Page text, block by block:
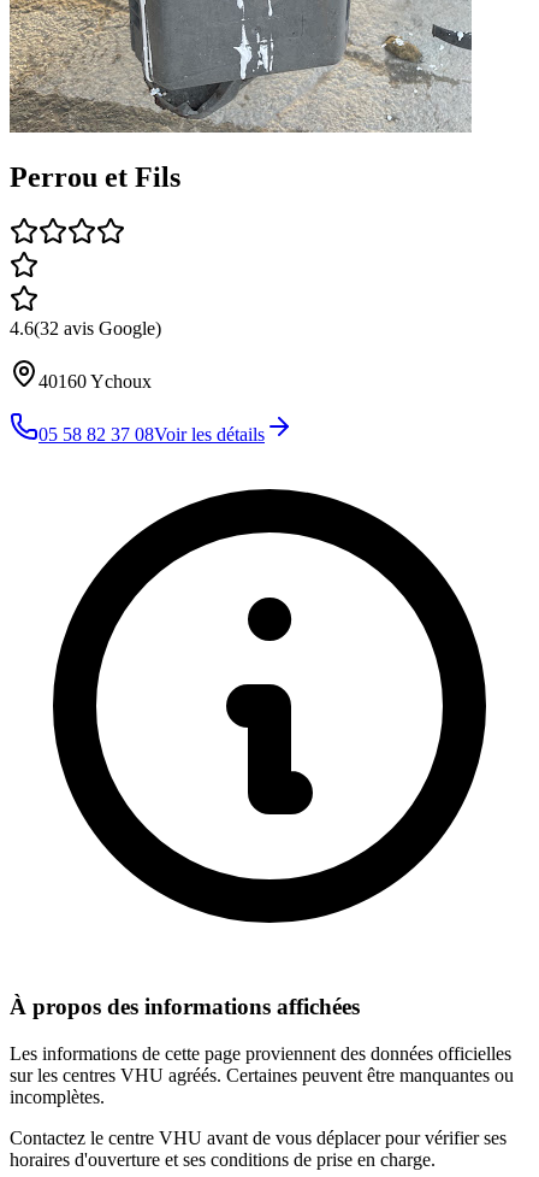
Perrou et Fils
4.6(32 avis Google)
40160Ychoux
05 58 82 37 08Voir les détails
À propos des informations affichées
Les informations de cette page proviennent des données officielles
sur les centres VHU agréés. Certaines peuvent être manquantes ou
incomplètes.
Contactez le centre VHU avant de vous déplacer pour vérifier ses
horaires d'ouverture et ses conditions de prise en charge.